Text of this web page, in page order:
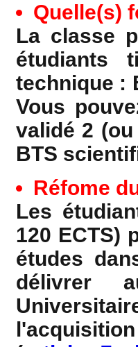
Quelle(s)
La classe
étudiants
technique :
Vous
validé 2
BTS
Réfome
Les
120 ECTS)
études
délivrer